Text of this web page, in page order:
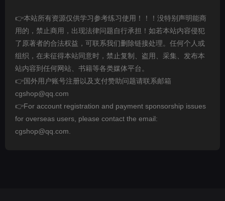
👉本站所有资源仅供学习参考练习使用！！！没特别声明能商
用的，禁止商用，出现法律问题自行承担！如若本站内容侵犯
了原著者的合法权益，可联系我们删除链接处理。任何个人或
组织，在未征得本站同意时，禁止复制、盗用、采集、发布本
站内容到任何网站、书籍等各类媒体平台。
👉国外用户账号注册以及支付赞助问题请联系邮箱
cgshop@qq.com
👉For account registration and payment sponsorship issues
for overseas users, please contact the email:
cgshop@qq.com.